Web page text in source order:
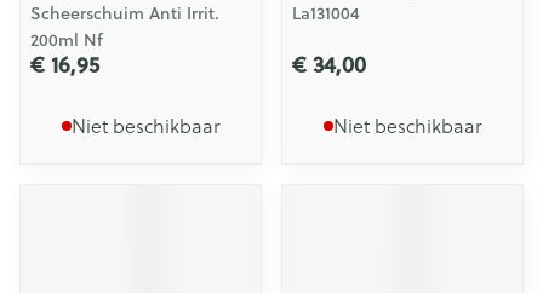
Scheerschuim Anti Irrit.
200ml Nf
€ 16,95
Niet beschikbaar
La131004
€ 34,00
Niet beschikbaar